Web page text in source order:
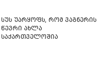
სუს უარყოფს, რომ ვაგნერის
წევრი ახლა
საქართველოშია